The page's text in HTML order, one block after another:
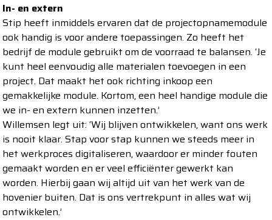
In- en extern
Stip heeft inmiddels ervaren dat de projectopnamemodule
ook handig is voor andere toepassingen. Zo heeft het
bedrijf de module gebruikt om de voorraad te balansen. ‘Je
kunt heel eenvoudig alle materialen toevoegen in een
project. Dat maakt het ook richting inkoop een
gemakkelijke module. Kortom, een heel handige module die
we in- en extern kunnen inzetten.’
Willemsen legt uit: ‘Wij blijven ontwikkelen, want ons werk
is nooit klaar. Stap voor stap kunnen we steeds meer in
het werkproces digitaliseren, waardoor er minder fouten
gemaakt worden en er veel efficiënter gewerkt kan
worden. Hierbij gaan wij altijd uit van het werk van de
hovenier buiten. Dat is ons vertrekpunt in alles wat wij
ontwikkelen.’